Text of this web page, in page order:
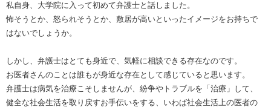
私自身、大学院に入って初めて弁護士と話しました。
怖そうとか、怒られそうとか、敷居が高いといったイメージをお持ちで
はないでしょうか。
しかし、弁護士はとても身近で、気軽に相談できる存在なのです。
お医者さんのことは誰もが身近な存在として感じていると思います。
弁護士は病気を治療こそしませんが、紛争やトラブルを「治療」して、
健全な社会生活を取り戻すお手伝いをする、いわば社会生活上の医者の